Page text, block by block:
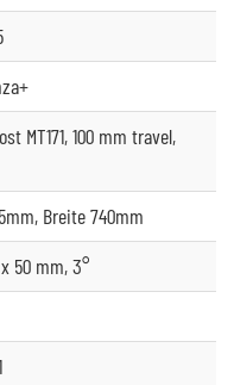
MT171, 100 mm travel,
Breite 740mm
x 50 mm, 3°